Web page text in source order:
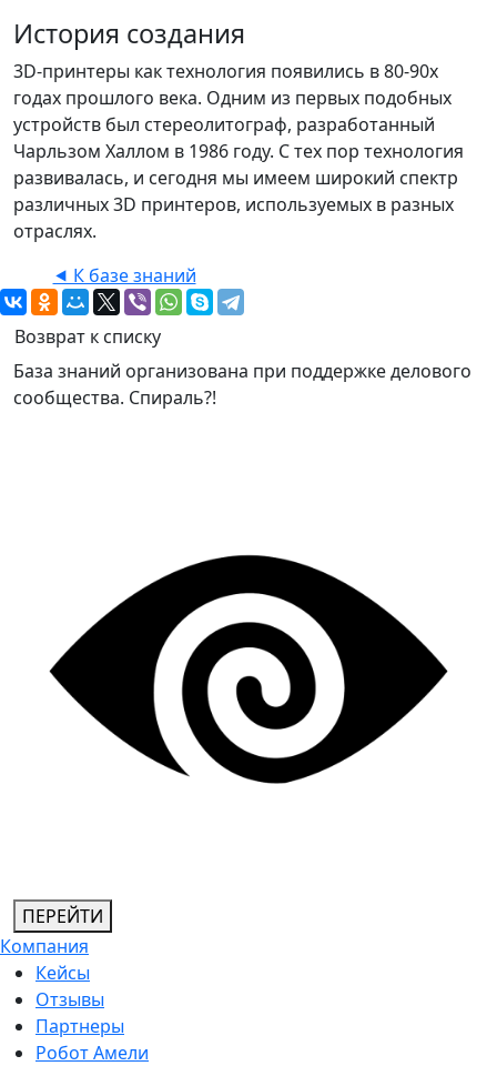
История создания
3D-принтеры как технология появились в 80-90х
годах прошлого века. Одним из первых подобных
устройств был стереолитограф, разработанный
Чарльзом Халлом в 1986 году. С тех пор технология
развивалась, и сегодня мы имеем широкий спектр
различных 3D принтеров, используемых в разных
отраслях.
⯇ К базе знаний
Возврат к списку
База знаний организована при поддержке делового
сообщества. Спираль?!
ПЕРЕЙТИ
Компания
Кейсы
Отзывы
Партнеры
Робот Амели